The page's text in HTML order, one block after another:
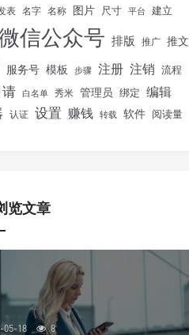
表 名字 名称 图片 尺寸 平台 建立
信公众号 排版 推广 推文
服务号 模板 步骤 注册 注销 流程
白名单 秀米 管理员 绑定 编辑
认证 设置 赚钱 转载 软件 阅读量
览文章
05-18 8